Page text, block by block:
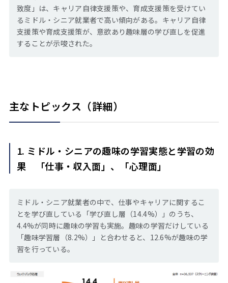
致度」は、キャリア自律支援策や、育成支援策を受けてい
るミドル・シニア就業者で高い傾向がある。キャリア自律
支援策や育成支援策が、意欲あり趣味層の学び直しを促進
することが示唆された。
主なトピックス（詳細）
1. ミドル・シニアの趣味の学習実態と学習の効
果 「仕事・収入面」、「心理面」
ミドル・シニア就業者の中で、仕事やキャリアに関するこ
とを学び直している「学び直し層（14.4%）」のうち、
4.4%が同時に趣味の学習も実施。趣味の学習だけしている
「趣味学習層（8.2%）」と合わせると、12.6%が趣味の学
習を行っている。